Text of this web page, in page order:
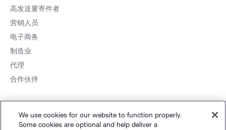
高发送量寄件者
营销人员
电子商务
制造业
代理
合作伙伴
We use cookies for our website to function properly.
Some cookies are optional and help deliver a